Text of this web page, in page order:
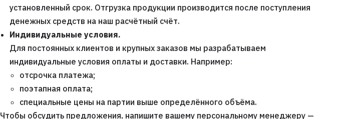
установленный срок. Отгрузка продукции производится после поступления
денежных средств на наш расчётный счёт.
Индивидуальные условия.
Для постоянных клиентов и крупных заказов мы разрабатываем
индивидуальные условия оплаты и доставки. Например:
отсрочка платежа;
поэтапная оплата;
специальные цены на партии выше определённого объёма.
Чтобы обсудить предложения, напишите вашему персональному менеджеру —